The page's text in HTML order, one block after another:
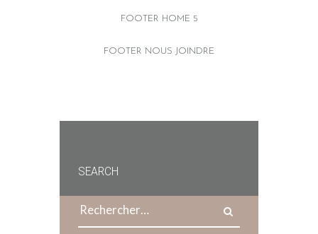
FOOTER HOME 5
FOOTER NOUS JOINDRE
SEARCH
Rechercher :